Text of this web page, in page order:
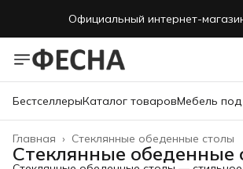
Официальный интернет-
Официальный интернет-
БестселлерыКаталог товаровМебель под
Стеклянные обеденные столы
Главная ›
Стеклянные обеденные